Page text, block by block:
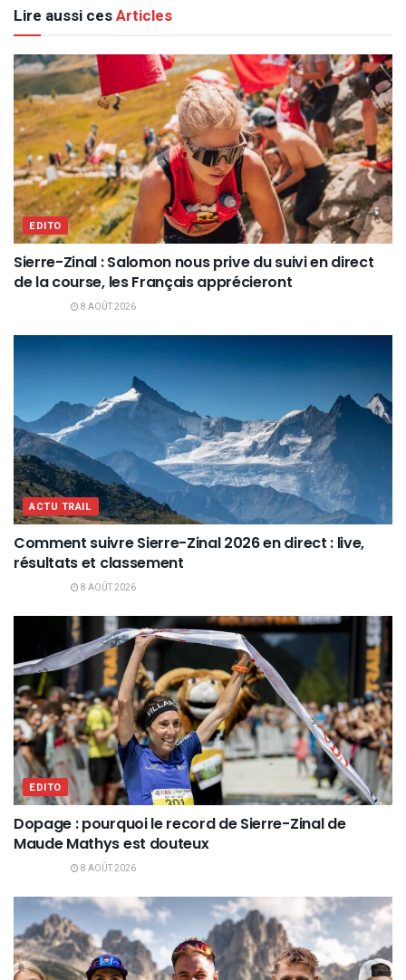
Lire aussi cesArticles
EDITO
Sierre-Zinal : Salomon nous prive du suivi en direct
de la course, les Français apprécieront
8 AOÛT 2026
ACTU TRAIL
Comment suivre Sierre-Zinal 2026 en direct : live,
résultats et classement
8 AOÛT 2026
EDITO
Dopage : pourquoi le record de Sierre-Zinal de
Maude Mathys est douteux
8 AOÛT 2026